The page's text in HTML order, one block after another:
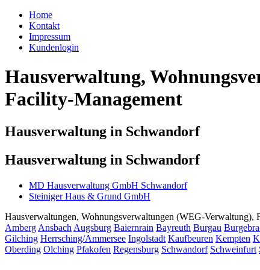
Home
Kontakt
Impressum
Kundenlogin
Hausverwaltung,
Facility-Management
Hausverwaltung in Schwandorf
Hausverwaltung in Schwandorf
MD Hausverwaltung GmbH Schwandorf
Steiniger Haus & Grund GmbH
Hausverwaltungen, Wohnungsverwaltungen (WEG-Verwaltung),
Amberg Ansbach Augsburg Baiernrain Bayreuth Burgau
Gilching Herrsching/Ammersee Ingolstadt Kaufbeuren Kempten
Oberding Olching Pfakofen Regensburg Schwandorf Schweinfurt